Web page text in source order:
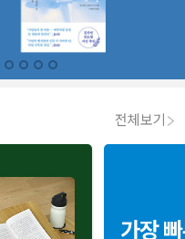
전체보기